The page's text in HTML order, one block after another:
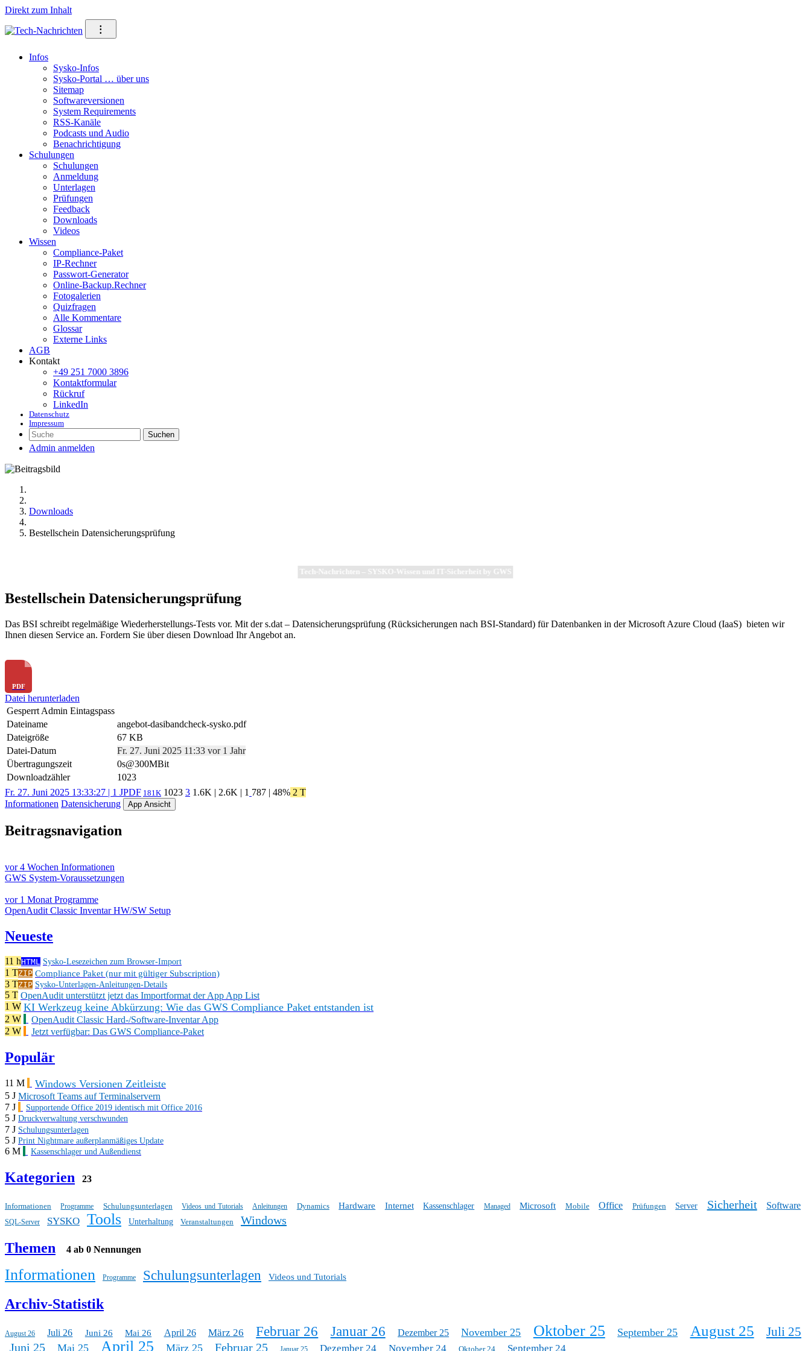
Direkt zum Inhalt
⁝
Infos
Sysko-Infos
Sysko-Portal … über uns
Sitemap
Softwareversionen
System Requirements
RSS-Kanäle
Podcasts und Audio
Benachrichtigung
Schulungen
Schulungen
Anmeldung
Unterlagen
Prüfungen
Feedback
Downloads
Videos
Wissen
Compliance-Paket
IP-Rechner
Passwort-Generator
Online-Backup.Rechner
Fotogalerien
Quizfragen
Alle Kommentare
Glossar
Externe Links
AGB
Kontakt
+49 251 7000 3896
Kontaktformular
Rückruf
LinkedIn
Datenschutz
Impressum
Suchen
Admin anmelden
Downloads
Bestellschein Datensicherungsprüfung
Tech-Nachrichten – SYSKO-Wissen und IT-Sicherheit by GWS
Bestellschein Datensicherungsprüfung
Das BSI schreibt regelmäßige Wiederherstellungs-Tests vor. Mit der s.dat – Datensicherungsprüfung (Rücksicherungen nach BSI-Standard) für Datenbanken in der Microsoft Azure Cloud (IaaS) bieten wir
Ihnen diesen Service an. Fordern Sie über diesen Download Ihr Angebot an.
Datei herunterladen
Gesperrt Admin Eintagspass
Dateiname
angebot-dasibandcheck-sysko.pdf
Dateigröße
67 KB
Datei-Datum
Fr. 27. Juni 2025 11:33 vor 1 Jahr
Übertragungszeit
0s@300MBit
Downloadzähler
1023
Fr. 27. Juni 2025 13:33:27 | 1 JPDF 181K 1023 3 1.6K | 2.6K | 1 787 | 48% 2 T
Informationen Datensicherung App Ansicht
Beitragsnavigation
vor 4 Wochen Informationen
GWS System-Voraussetzungen
vor 1 Monat Programme
OpenAudit Classic Inventar HW/SW Setup
Neueste
11 hHTML Sysko-Lesezeichen zum Browser-Import
1 TZIP Compliance Paket (nur mit gültiger Subscription)
3 TZIP Sysko-Unterlagen-Anleitungen-Details
5 T OpenAudit unterstützt jetzt das Importformat der App App List
1 W KI Werkzeug keine Abkürzung: Wie das GWS Compliance Paket entstanden ist
2 W
OpenAudit Classic Hard-/Software-Inventar App
2 W
Jetzt verfügbar: Das GWS Compliance-Paket
Populär
11 M Windows Versionen Zeitleiste
5 J Microsoft Teams auf Terminalservern
7 J
Supportende Office 2019 identisch mit Office 2016
5 J Druckverwaltung verschwunden
7 J Schulungsunterlagen
5 J Print Nightmare außerplanmäßiges Update
6 M Kassenschlager und Außendienst
Kategorien 23
Informationen Programme Schulungsunterlagen Videos und Tutorials Anleitungen Dynamics Hardware Internet Kassenschlager Managed Microsoft Mobile Office Prüfungen Server Sicherheit Software
SQL-Server SYSKO Tools Unterhaltung Veranstaltungen Windows
Themen 4 ab 0 Nennungen
Informationen Programme Schulungsunterlagen Videos und Tutorials
Archiv-Statistik
August 26 Juli 26 Juni 26 Mai 26 April 26 März 26 Februar 26 Januar 26 Dezember 25 November 25 Oktober 25 September 25 August 25 Juli 25
Juni 25 Mai 25 April 25 März 25 Februar 25 Januar 25 Dezember 24 November 24 Oktober 24 September 24